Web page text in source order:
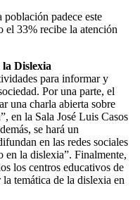
padece este
el 33% recibe la atención
Dislexia
para informar y
Por una parte, el
una charla abierta sobre
en la Sala José Luis Casos
se hará un
en las redes sociales
en la dislexia”. Finalmente,
los centros educativos de
temática de la dislexia en